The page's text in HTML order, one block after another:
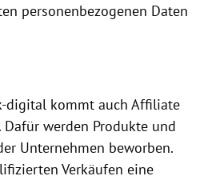
personenbezogenen Daten
digital kommt auch Affiliate
werden Produkte und
Unternehmen beworben.
Verkäufen eine